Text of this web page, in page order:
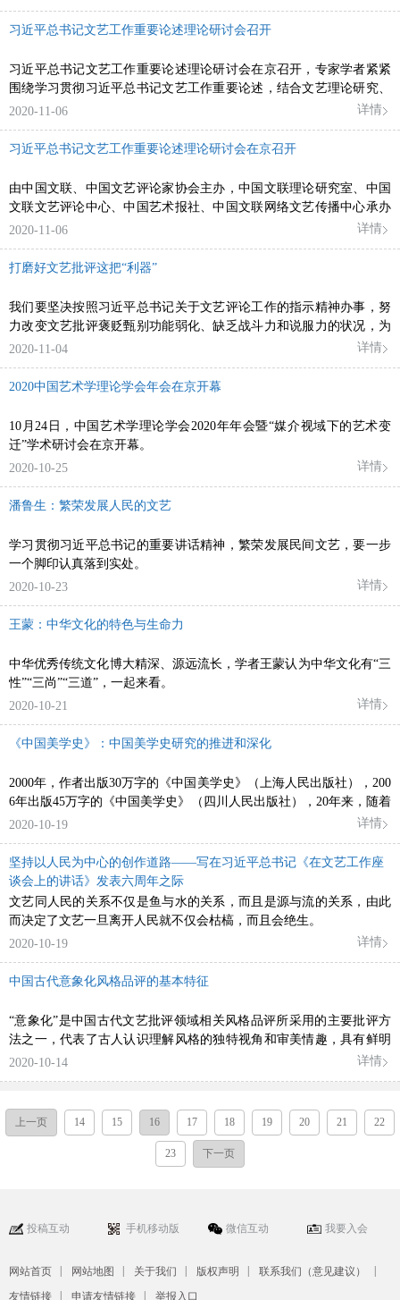
习近平总书记文艺工作重要论述理论研讨会召开
习近平总书记文艺工作重要论述理论研讨会在京召开，专家学者紧紧
围绕学习贯彻习近平总书记文艺工作重要论述，结合文艺理论研究、
文艺创作实践和文联工作实际，开展学习研讨。
2020-11-06 详情
习近平总书记文艺工作重要论述理论研讨会在京召开
由中国文联、中国文艺评论家协会主办，中国文联理论研究室、中国
文联文艺评论中心、中国艺术报社、中国文联网络文艺传播中心承办
的习近平总书记文艺工作重要论述理论研讨会，11月5日至6日在京召
2020-11-06 详情
打磨好文艺批评这把“利器”
我们要坚决按照习近平总书记关于文艺评论工作的指示精神办事，努
力改变文艺批评褒贬甄别功能弱化、缺乏战斗力和说服力的状况，为
创造出更多更好的文艺作品，为推动社会主义文艺事业发展繁荣作出
2020-11-04 详情
2020中国艺术学理论学会年会在京开幕
10月24日，中国艺术学理论学会2020年年会暨“媒介视域下的艺术变
迁”学术研讨会在京开幕。
2020-10-25
详情
潘鲁生：繁荣发展人民的文艺
学习贯彻习近平总书记的重要讲话精神，繁荣发展民间文艺，要一步
一个脚印认真落到实处。
2020-10-23
详情
王蒙：中华文化的特色与生命力
中华优秀传统文化博大精深、源远流长，学者王蒙认为中华文化有“三
性”“三尚”“三道”，一起来看。
2020-10-21
详情
《中国美学史》：中国美学史研究的推进和深化
2000年，作者出版30万字的《中国美学史》（上海人民出版社），200
6年出版45万字的《中国美学史》（四川人民出版社），20年来，随着
时间的绵延，该书的字数呈梯度递增，研究的内容和领域不断拓展，
的研究向度。
2020-10-19 详情
坚持以人民为中心的创作道路——写在习近平总书记《在文艺工作座
谈会上的讲话》发表六周年之际
文艺同人民的关系不仅是鱼与水的关系，而且是源与流的关系，由此
而决定了文艺一旦离开人民就不仅会枯槁，而且会绝生。
2020-10-19
详情
中国古代意象化风格品评的基本特征
“意象化”是中国古代文艺批评领域相关风格品评所采用的主要批评方
法之一，代表了古人认识理解风格的独特视角和审美情趣，具有鲜明
的民族特色。以艺术学理论学科为出发点，考察分析历代“意象化”风
2020-10-14 详情
上一页 14 15 16 17 18 19 20 21 22
23 下一页
投稿互动 手机移动版 微信互动 我要入会
网站首页 网站地图 关于我们 版权声明 联系我们（意见建议）
友情链接 申请友情链接 举报入口